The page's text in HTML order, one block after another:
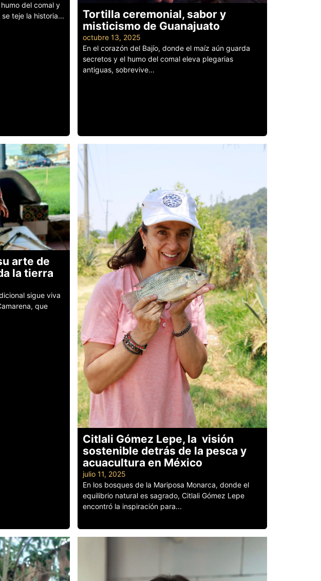
del comal y
teje la historia...
Tortilla ceremonial, sabor y
misticismo de Guanajuato
octubre 13, 2025
En el corazón del Bajío, donde el maíz aún guarda
secretos y el humo del comal eleva plegarias
antiguas, sobrevive...
arte de
la tierra
sigue viva
que
Citlali Gómez Lepe, la visión
sostenible detrás de la pesca y
acuacultura en México
julio 11, 2025
En los bosques de la Mariposa Monarca, donde el
equilibrio natural es sagrado, Citlali Gómez Lepe
encontró la inspiración para...